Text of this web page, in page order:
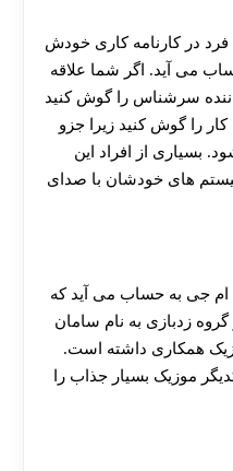
در کارنامه کاری خودش
می آید. اگر شما علاقه
سرشناس را گوش کنید
را گوش کنید زیرا جزو
بسیاری از افراد این
های خودشان با صدای
ام جی به حساب می آید که
زدبازی به نام سامان
همکاری داشته است.
موزیک بسیار جذاب را